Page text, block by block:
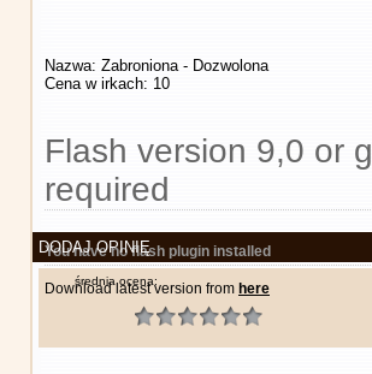
Nazwa: Zabroniona - Dozwolona
Cena w irkach: 10
Flash version 9,0 or
required
You have no flash plugin installed
Download latest version from here
DODAJ OPINIĘ
średnia ocena: